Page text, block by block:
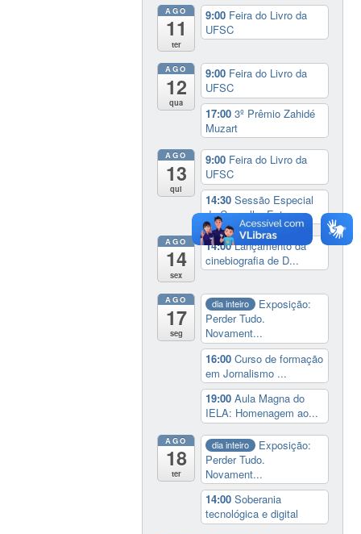
AGO
11
ter
9:00 Feira do Livro da
UFSC
AGO
12
qua
9:00 Feira do Livro da
UFSC
17:003º Prêmio Zahidé
Muzart
AGO
13
qui
9:00 Feira do Livro da
UFSC
14:30Sessão Especial
do Conselho Esta...
AGO
14
sex
14:00Lançamento da
cinebiografia de D...
AGO
17
seg
dia inteiro
Exposição:
Perder Tudo.
Novament...
16:00Curso de formação
em Jornalismo ...
19:00Aula Magna do
IELA: Homenagem ao...
AGO
18
ter
dia inteiro
Exposição:
Perder Tudo.
Novament...
14:00Soberania
tecnológica e digital